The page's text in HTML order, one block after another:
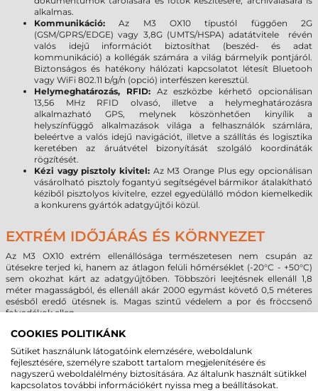
alkalmas.
Kommunikáció:Az M3OX10 típustól függően 2G
(GSM/GPRS/EDGE) vagy 3,8G (UMTS/HSPA) adatátvitele révén
valós idejű információt biztosíthat (beszéd- és adat
kommunikáció) a kollégák számára a világ bármelyik pontjáról.
Biztonságos és hatékony hálózati kapcsolatot létesít Bluetooh
vagy WiFi 802.11 b/g/n (opció) interfészen keresztül.
Helymeghatározás, RFID:
Az eszközbe kérhető opcionálisan
13,56 MHz RFID olvasó, illetve a helymeghatározásra
alkalmazható GPS, melynek köszönhetően kinyílik a
helyszínfüggő alkalmazások világa a felhasználók számlára,
beleértve a valós idejű navigációt, illetve a szállítás és logisztika
keretében az áruátvétel bizonyítását szolgáló koordináták
rögzítését.
Kézi vagy pisztoly kivitel: Az M3 Orange Plus egy opcionálisan
vásárolható pisztoly fogantyú segítségével bármikor átalakítható
kéziből pisztolyos kivitelre, ezzel egyedülálló módon kiemelkedik
a konkurens gyártók adatgyűjtői közül.
EXTRÉM IDŐJÁRÁS ÉS KÖRNYEZET
Az M3 OX10extrém ellenállósága természetesen nem csupán az
ütésekre terjed ki, hanem az átlagon felüli hőmérséklet (-20°C - +50°C)
sem okozhat kárt az adatgyűjtőben. Többszöri leejtésnek ellenáll 1,8
méter magasságból, és ellenáll akár 2000 egymást követő 0,5 méteres
esésből eredő ütésnek is. Magas szintű védelem a por és fröccsenő
folyadékok ellen.
MEGBÍZHAT BENNÜNK! ISMERJE MEG
VÁSÁRLÓINK VÉLEMÉNYÉT
COOKIES POLITIKÁNK
Sütiket használunk látogatóink elemzésére, weboldalunk
fejlesztésére, személyre szabott tartalom megjelenítésére és
nagyszerű weboldalélmény biztosítására. Az általunk használt sütikkel
kapcsolatos további információkért nyissa meg a beállításokat.